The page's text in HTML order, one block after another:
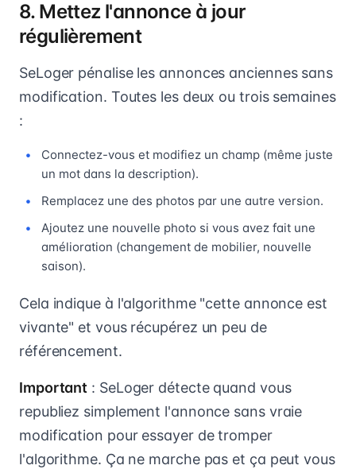
8. Mettez l'annonce à jour
régulièrement
SeLoger pénalise les annonces anciennes sans
modification. Toutes les deux ou trois semaines
:
Connectez-vous et modifiez un champ (même juste
un mot dans la description).
Remplacez une des photos par une autre version.
Ajoutez une nouvelle photo si vous avez fait une
amélioration (changement de mobilier, nouvelle
saison).
Cela indique à l'algorithme "cette annonce est
vivante" et vous récupérez un peu de
référencement.
Important : SeLoger détecte quand vous
republiez simplement l'annonce sans vraie
modification pour essayer de tromper
l'algorithme. Ça ne marche pas et ça peut vous